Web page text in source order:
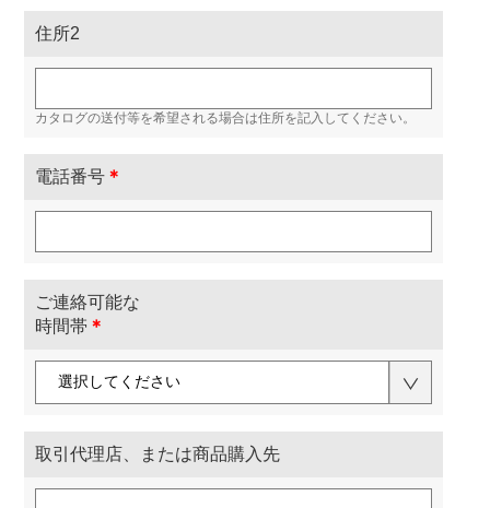
住所2
カタログの送付等を希望される場合は住所を記入してください。
電話番号 ＊
ご連絡可能な
時間帯 ＊
取引代理店、または商品購入先